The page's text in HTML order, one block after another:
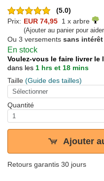
(5.0)
Prix: EUR 74,95 1 x arbre
(Ajouter au panier pour
Ou 3 versements sans intérêt
En stock
Voulez-vous le faire livrer le
dans les 1 hrs et 18 mins
Taille (Guide des tailles)
Quantité
Ajouter
Retours garantis 30 jours